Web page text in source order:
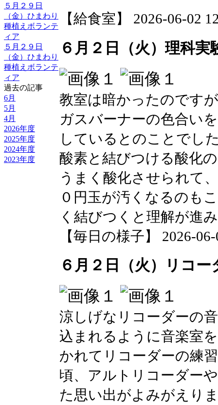
５月２９日
（金）ひまわり
種植えボランテ
ィア
５月２９日
（金）ひまわり
種植えボランテ
ィア
過去の記事
6月
5月
4月
2026年度
2025年度
2024年度
2023年度
【給食室】 2026-06-02
６月２日（火）理科実
教室は暗かったのです
ガスバーナーの色合い
しているとのことでし
酸素と結びつける酸化
うまく酸化させられて
０円玉が汚くなるのも
く結びつくと理解が進
【毎日の様子】 2026-
６月２日（火）リコー
涼しげなリコーダーの
込まれるように音楽室
かれてリコーダーの練
頃、アルトリコーダー
た思い出がよみがえり